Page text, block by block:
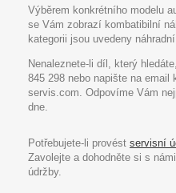
Výběrem konkrétního modelu
se Vám zobrazí kombatibilní
kategorii jsou uvedeny
Nenaleznete-li díl, který
845 298 nebo napište na email
servis.com. Odpovíme Vám
dne.
Potřebujete-li provést servisní
Zavolejte a dohodněte si s
údržby.